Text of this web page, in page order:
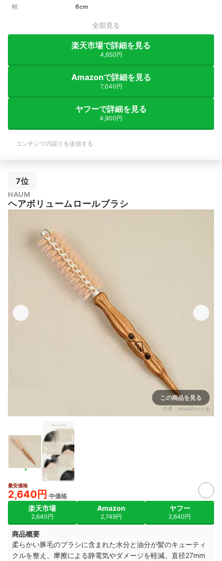
幅 6cm
全部見る
楽天市場で詳細を見る
4,650円
Amazonで詳細を見る
7,040円
ヤフーで詳細を見る
4,900円
コンテンツの誤りを送信する
7位
HAUM
ヘアボリュームロールブラシ
この商品を見る
出典： amazon.co.jp
最安価格
2,640円 中価格
楽天市場
2,640円
Amazon
2,749円
ヤフー
2,640円
商品概要
柔らかい豚毛のブラシに含まれた水分と油分が髪のキューティ
クルを整え、摩擦による静電気やダメージを軽減。直径27mm